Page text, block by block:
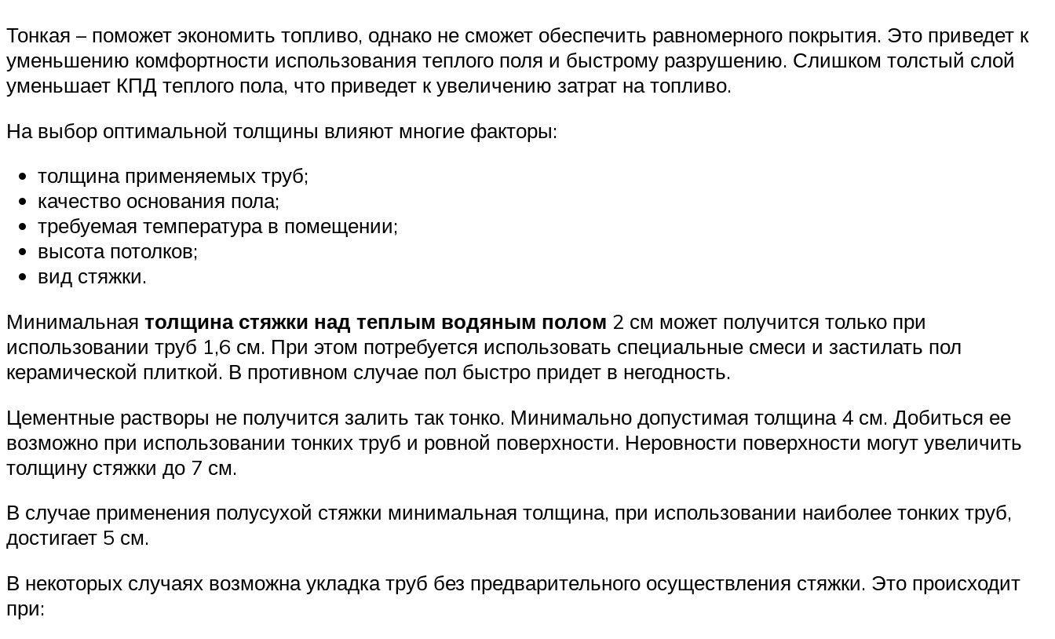
Тонкая – поможет экономить топливо, однако не сможет обеспечить равномерного покрытия. Это приведет к
уменьшению комфортности использования теплого поля и быстрому разрушению. Слишком толстый слой
уменьшает КПД теплого пола, что приведет к увеличению затрат на топливо.
На выбор оптимальной толщины влияют многие факторы:
толщина применяемых труб;
качество основания пола;
требуемая температура в помещении;
высота потолков;
вид стяжки.
Минимальная толщина стяжки над теплым водяным полом 2 см может получится только при
использовании труб 1,6 см. При этом потребуется использовать специальные смеси и застилать пол
керамической плиткой. В противном случае пол быстро придет в негодность.
Цементные растворы не получится залить так тонко. Минимально допустимая толщина 4 см. Добиться ее
возможно при использовании тонких труб и ровной поверхности. Неровности поверхности могут увеличить
толщину стяжки до 7 см.
В случае применения полусухой стяжки минимальная толщина, при использовании наиболее тонких труб,
достигает 5 см.
В некоторых случаях возможна укладка труб без предварительного осуществления стяжки. Это происходит
при: